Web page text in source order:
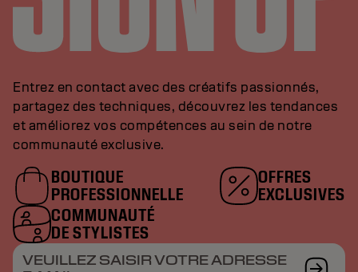
Entrez en contact avec des créatifs passionnés,
partagez des techniques, découvrez les tendances
et améliorez vos compétences au sein de notre
communauté exclusive.
BOUTIQUE
PROFESSIONNELLE
OFFRES
EXCLUSIVES
COMMUNAUTÉ
DE STYLISTES
VEUILLEZ SAISIR VOTRE ADRESSE